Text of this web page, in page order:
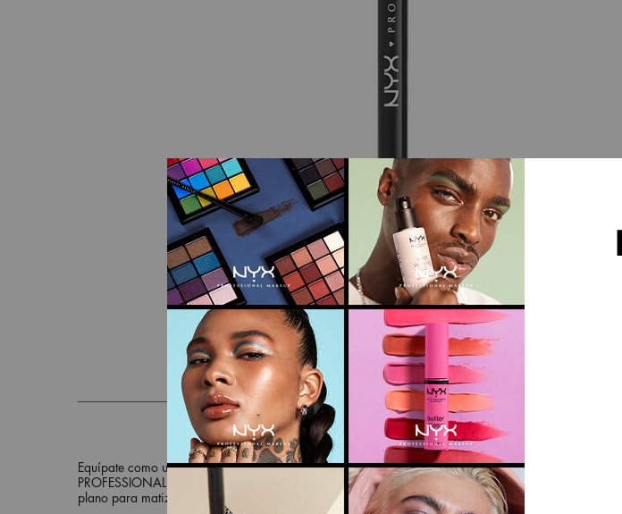
DESCRIPCIÓN MODO DE USO
Equípate como un profesional y añade tu toque experto a cada look con el NYX
PROFESSIONAL MAKEUP brochas para ojos Pro Flat Detail Brush - un pincel multifunción
plano para matizar ideal para aplicación en párpados. Fabricado con fibras sintéticas.